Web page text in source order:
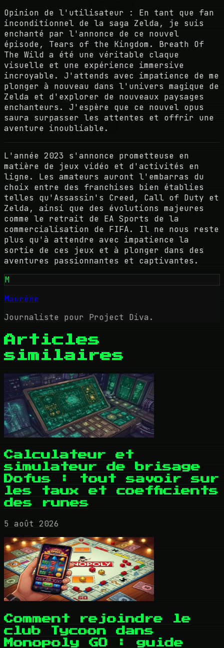
Opinion de l'utilisateur : En tant que fan
inconditionnel de la saga Zelda, je suis
enchanté par l'annonce de ce nouvel
épisode, Tears of the Kingdom. Breath Of
The Wild a été une véritable claque
visuelle et une expérience immersive
incroyable. J'attends avec impatience de me
plonger à nouveau dans l'univers magique de
Zelda et d'explorer de nouveaux paysages
enchanteurs. J'espère que ce nouvel opus
saura surpasser les attentes et offrir une
aventure inoubliable.
L'année 2023 s'annonce prometteuse en
matière de jeux vidéo et d'activités en
ligne. Les amateurs auront l'embarras du
choix entre des franchises bien établies
telles qu'Assassin's Creed, Call of Duty et
Zelda, ainsi que des évolutions majeures
comme le retrait de EA Sports de la
commercialisation de FIFA. Il ne nous reste
plus qu'à attendre avec impatience la
sortie de ces jeux et à plonger dans des
aventures passionnantes et captivantes.
M
Maurène
Journaliste pour Project Diva.
Articles
similaires
Calculateur et
simulateur de brisage
Dofus : tout savoir sur
les taux et coefficients
des runes
5 août 2026
Comment rejoindre le
club Tycoon dans
Monopoly GO : guide